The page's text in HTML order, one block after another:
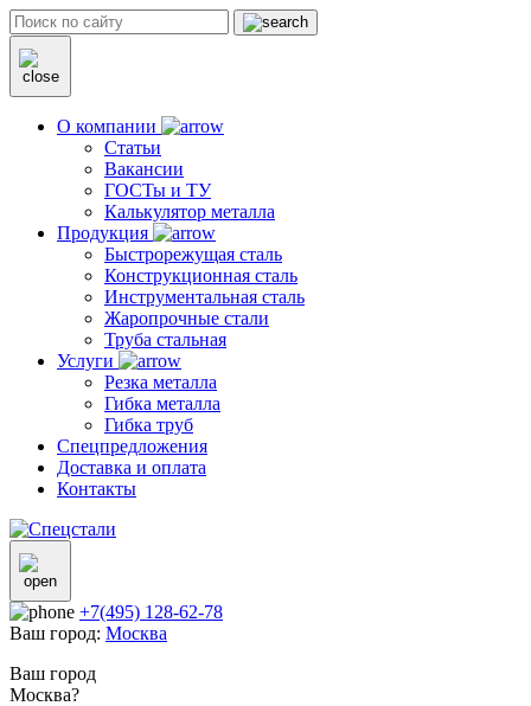
О компании
Статьи
Вакансии
ГОСТы и ТУ
Калькулятор металла
Продукция
Быстрорежущая сталь
Конструкционная сталь
Инструментальная сталь
Жаропрочные стали
Труба стальная
Услуги
Резка металла
Гибка металла
Гибка труб
Спецпредложения
Доставка и оплата
Контакты
+7(495) 128-62-78
Ваш город: Москва
Ваш город
Москва?